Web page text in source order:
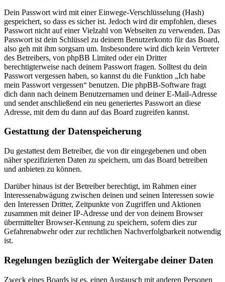
Dein Passwort wird mit einer Einwege-Verschlüsselung (Hash)
gespeichert, so dass es sicher ist. Jedoch wird dir empfohlen, dieses
Passwort nicht auf einer Vielzahl von Webseiten zu verwenden. Das
Passwort ist dein Schlüssel zu deinem Benutzerkonto für das Board,
also geh mit ihm sorgsam um. Insbesondere wird dich kein Vertreter
des Betreibers, von phpBB Limited oder ein Dritter
berechtigterweise nach deinem Passwort fragen. Solltest du dein
Passwort vergessen haben, so kannst du die Funktion „Ich habe
mein Passwort vergessen“ benutzen. Die phpBB-Software fragt
dich dann nach deinem Benutzernamen und deiner E-Mail-Adresse
und sendet anschließend ein neu generiertes Passwort an diese
Adresse, mit dem du dann auf das Board zugreifen kannst.
Gestattung der Datenspeicherung
Du gestattest dem Betreiber, die von dir eingegebenen und oben
näher spezifizierten Daten zu speichern, um das Board betreiben
und anbieten zu können.
Darüber hinaus ist der Betreiber berechtigt, im Rahmen einer
Interessenabwägung zwischen deinen und seinen Interessen sowie
den Interessen Dritter, Zeitpunkte von Zugriffen und Aktionen
zusammen mit deiner IP-Adresse und der von deinem Browser
übermittelter Browser-Kennung zu speichern, sofern dies zur
Gefahrenabwehr oder zur rechtlichen Nachverfolgbarkeit notwendig
ist.
Regelungen bezüglich der Weitergabe deiner Daten
Zweck eines Boards ist es, einen Austausch mit anderen Personen